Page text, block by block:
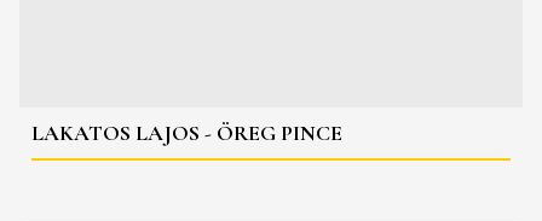
LAKATOS LAJOS - ÖREG PINCE